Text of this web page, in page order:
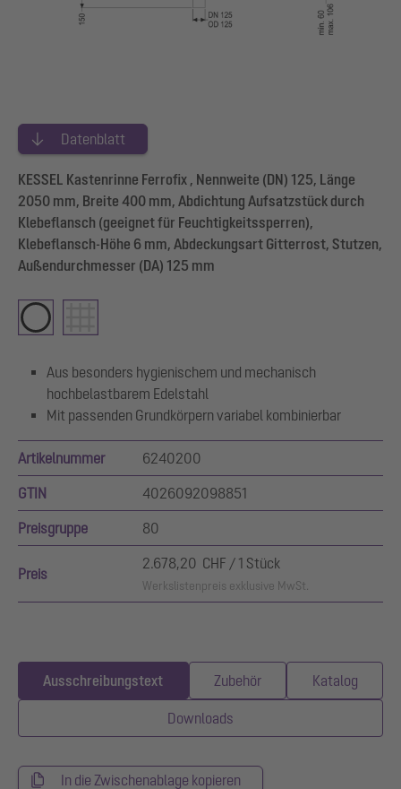
Datenblatt
KESSEL Kastenrinne Ferrofix , Nennweite (DN) 125, Länge
2050 mm, Breite 400 mm, Abdichtung Aufsatzstück durch
Klebeflansch (geeignet für Feuchtigkeitssperren),
Klebeflansch-Höhe 6 mm, Abdeckungsart Gitterrost, Stutzen,
Außendurchmesser (DA) 125 mm
Aus besonders hygienischem und mechanisch
hochbelastbarem Edelstahl
Mit passenden Grundkörpern variabel kombinierbar
Artikelnummer 6240200
GTIN 4026092098851
Preisgruppe 80
Preis
2.678,20 CHF / 1 Stück
Werkslistenpreis exklusive MwSt.
Ausschreibungstext Zubehör Katalog
Downloads
In die Zwischenablage kopieren